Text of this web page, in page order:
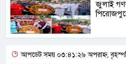
জুলাই
আপডেট সময় ০৩:৪১:২৬ অপরাহ্ন,